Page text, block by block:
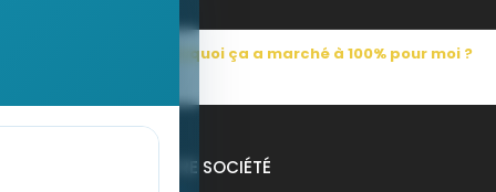
Pourquoi ça a marché à 100% pour moi ?
NOTRE SOCIÉTÉ